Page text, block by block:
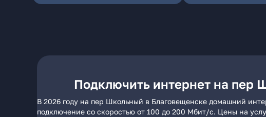
Подключить интернет на пер
В 2026 году на пер Школьный в Благовещенске домашний
подключение со скоростью от 100 до 200 Мбит/с. Цены на